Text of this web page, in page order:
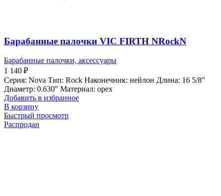
Барабанные палочки VIC FIRTH NRockN
Барабанные палочки, аксессуары
1 140 ₽
Серия: Nova Тип: Rock Наконечник: нейлон Длина: 16 5/8″
Диаметр: 0.630″ Материал: орех
Добавить в избранное
В корзину
Быстрый просмотр
Распродан